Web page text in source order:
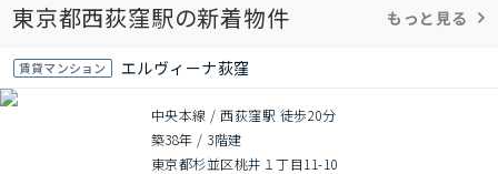
東京都西荻窪駅の新着物件 もっと見る
賃貸マンション エルヴィーナ荻窪
中央本線 / 西荻窪駅 徒歩20分
築38年 / 3階建
東京都杉並区桃井１丁目11-10